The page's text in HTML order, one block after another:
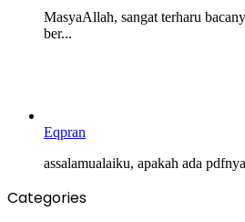
MasyaAllah, sangat terharu
ber...
Eqpran
assalamualaiku, apakah ada
Categories